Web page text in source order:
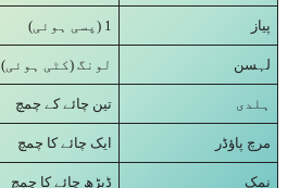
(پسی ہوئی) 1 پیاز
2 لونگ (کٹی ہوئی) لہسن
تین چائے کے چمچ ہلدی
ایک چائے کا چمچ مرچ پاؤڈر
ڈیڑھ چائے کا چمچ نمک